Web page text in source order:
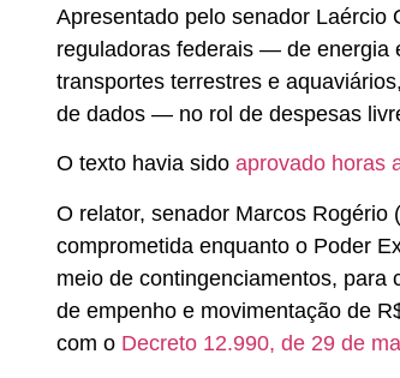
Apresentado pelo senador Laércio
reguladoras federais — de energia
transportes terrestres e
de dados — no rol de despesas
O texto havia sido aprovado horas
O relator, senador Marcos
comprometida enquanto o Poder
meio de contingenciamentos, para
de empenho e movimentação de
com o Decreto 12.990, de 29 de